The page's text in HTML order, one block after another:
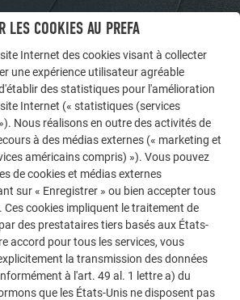
PREFA démontre la
Découvrez d’autres projets
les solutions en aluminium
pour toitures, systèmes solaires et
DE RÉFÉRENCES
LES COOKIES AU PREFA
Internet des cookies visant à collecter
une expérience utilisateur agréable
des statistiques pour l'amélioration
Internet (« statistiques (services
Nous réalisons en outre des activités de
à des médias externes (« marketing et
américains compris) »). Vous pouvez
de cookies et médias externes
sur « Enregistrer » ou bien accepter tous
Ces cookies impliquent le traitement de
des prestataires tiers basés aux États-
accord pour tous les services, vous
la transmission des données
à l'art. 49 al. 1 lettre a) du
que les États-Unis ne disposent pas